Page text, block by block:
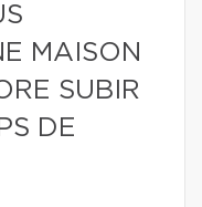
MAISON
SUBIR
DE